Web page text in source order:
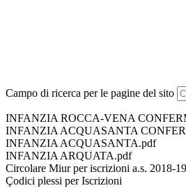
Campo di ricerca per le pagine del sito
INFANZIA ROCCA-VENA
INFANZIA ACQUASANTA
INFANZIA ACQUASANTA.pdf
INFANZIA ARQUATA.pdf
Circolare Miur per iscrizioni a.s. 2018-
Çodici plessi per Iscrizioni